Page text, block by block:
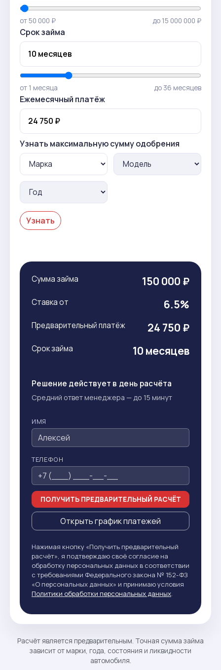
от 50 000 ₽ до 15 000 000 ₽
Срок займа
от 1 месяца до 36 месяцев
Ежемесячный платёж
Узнать максимальную сумму одобрения
Узнать
Сумма займа 150 000 ₽
Ставка от 6.5%
Предварительный платёж 24 750 ₽
Срок займа 10 месяцев
Решение действует в день расчёта
Средний ответ менеджера — до 15 минут
ИМЯ
ТЕЛЕФОН
ПОЛУЧИТЬ ПРЕДВАРИТЕЛЬНЫЙ РАСЧЁТ
Открыть график платежей
Нажимая кнопку «Получить предварительный
расчёт», я подтверждаю своё согласие на
обработку персональных данных в соответствии
с требованиями Федерального закона № 152-ФЗ
«О персональных данных» и принимаю условия
Политики обработки персональных данных.
Расчёт является предварительным. Точная сумма займа
зависит от марки, года, состояния и ликвидности
автомобиля.